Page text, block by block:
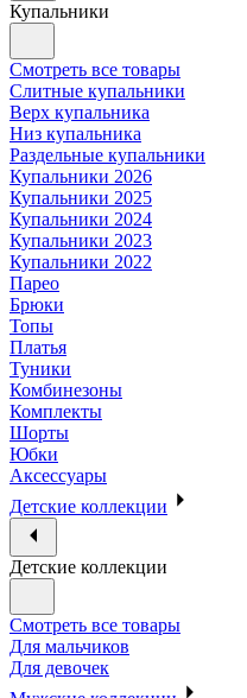
Купальники
Смотреть все товары
Слитные купальники
Верх купальника
Низ купальника
Раздельные купальники
Купальники 2026
Купальники 2025
Купальники 2024
Купальники 2023
Купальники 2022
Парео
Брюки
Топы
Платья
Туники
Комбинезоны
Комплекты
Шорты
Юбки
Аксессуары
Детские коллекции
Детские коллекции
Смотреть все товары
Для мальчиков
Для девочек